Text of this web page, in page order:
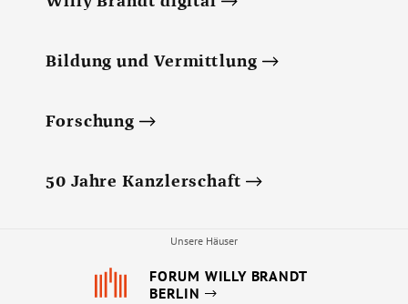
Bildung und Vermittlung
Forschung
50 Jahre Kanzlerschaft
Unsere Häuser
FORUM WILLY BRANDT
BERLIN